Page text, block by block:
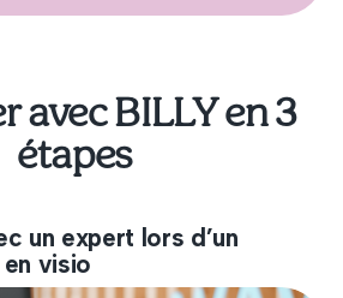
avec BILLY en 3
étapes
un expert lors d’un
visio